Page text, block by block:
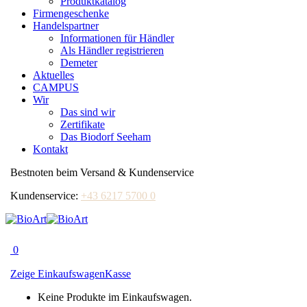
Firmengeschenke
Handelspartner
Informationen für Händler
Als Händler registrieren
Demeter
Aktuelles
CAMPUS
Wir
Das sind wir
Zertifikate
Das Biodorf Seeham
Kontakt
Bestnoten beim Versand & Kundenservice
Kundenservice: +43 6217 5700 0
0
Zeige EinkaufswagenKasse
Keine Produkte im Einkaufswagen.